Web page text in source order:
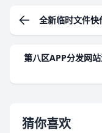
全新临时文件
第八区APP分发网
猜你喜欢